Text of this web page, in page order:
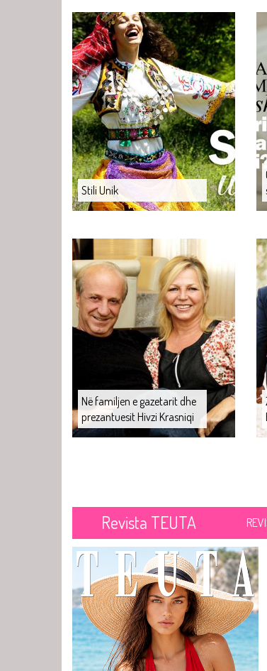
Stili Unik
Në familjen e gazetarit dhe
prezantuesit Hivzi Krasniqi
Revista TEUTA